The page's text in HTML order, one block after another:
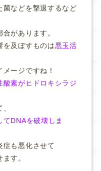
菌などを撃退するなど
があります。
を及ぼすものは悪玉活
ージですね！
素がヒドロキシラジ
DNAを破壊しま
症も悪化させて
す。